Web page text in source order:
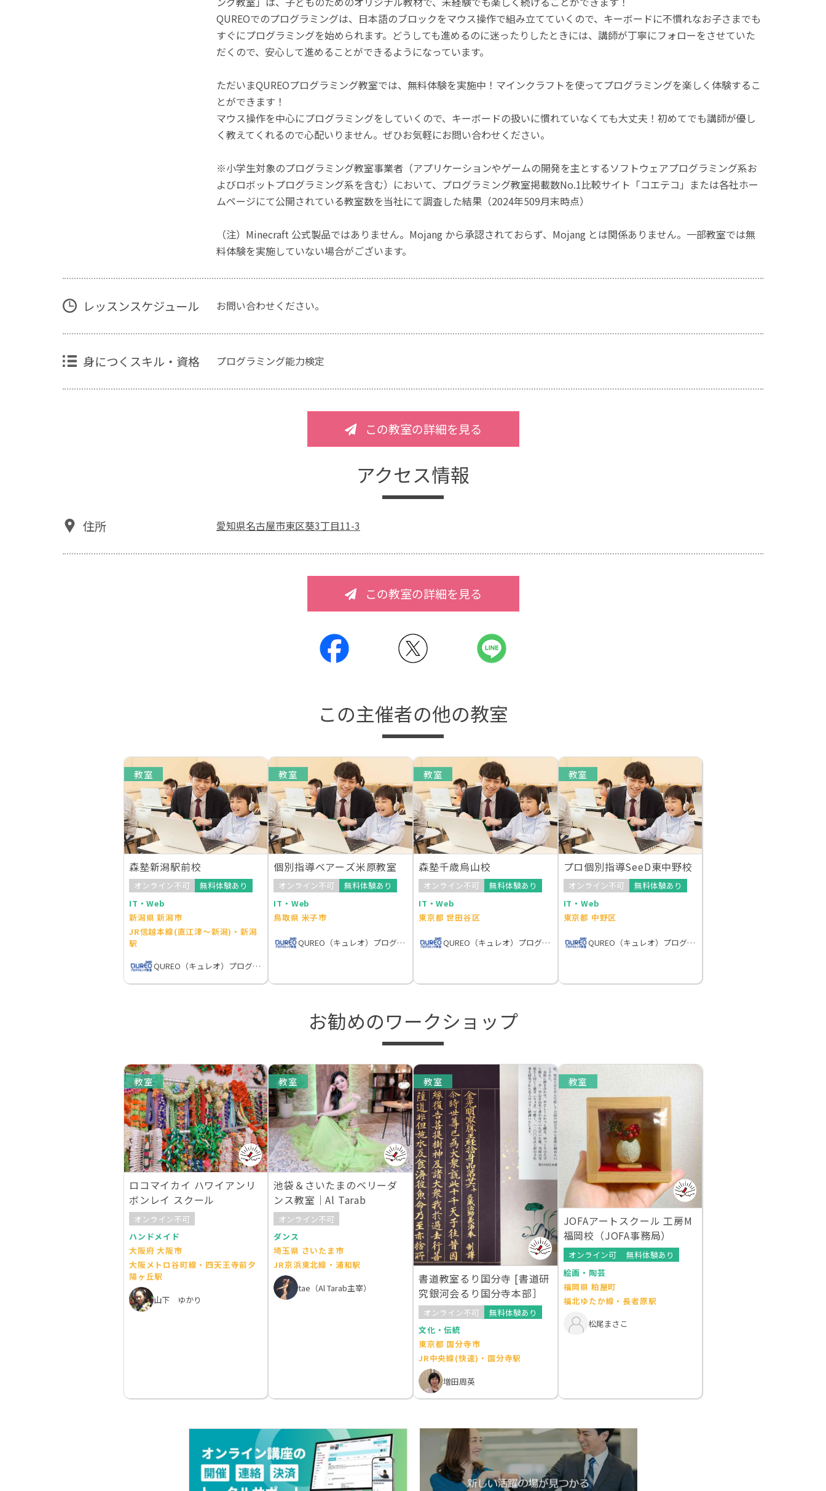
QUREOでのプログラミングは、日本語のブロックをマウス操作で組み立てていくので、キーボードに不慣れなお子さまでも
すぐにプログラミングを始められます。どうしても進めるのに迷ったりしたときには、講師が丁寧にフォローをさせていた
だくので、安心して進めることができるようになっています。
ただいまQUREOプログラミング教室では、無料体験を実施中！マインクラフトを使ってプログラミングを楽しく体験するこ
とができます！
マウス操作を中心にプログラミングをしていくので、キーボードの扱いに慣れていなくても大丈夫！初めてでも講師が優し
く教えてくれるので心配いりません。ぜひお気軽にお問い合わせください。
※小学生対象のプログラミング教室事業者（アプリケーションやゲームの開発を主とするソフトウェアプログラミング系お
よびロボットプログラミング系を含む）において、プログラミング教室掲載数No.1比較サイト「コエテコ」または各社ホー
ムページにて公開されている教室数を当社にて調査した結果（2024年509月末時点）
（注）Minecraft 公式製品ではありません。Mojang から承認されておらず、Mojang とは関係ありません。一部教室では無
料体験を実施していない場合がございます。
レッスンスケジュール お問い合わせください。
身につくスキル・資格 プログラミング能力検定
この教室の詳細を見る
アクセス情報
住所 愛知県名古屋市東区葵3丁目11-3
この教室の詳細を見る
この主催者の他の教室
教室
森塾新潟駅前校
オンライン不可
無料体験あり
IT・Web
新潟県 新潟市
JR信越本線(直江津～新潟)・新潟
駅
QUREO（キュレオ）プログラミング教室
教室
個別指導ベアーズ米原教室
オンライン不可
無料体験あり
IT・Web
鳥取県 米子市
QUREO（キュレオ）プログラミング教室
教室
森塾千歳烏山校
オンライン不可
無料体験あり
IT・Web
東京都 世田谷区
QUREO（キュレオ）プログラミング教室
教室
プロ個別指導SeeD東中野校
オンライン不可
無料体験あり
IT・Web
東京都 中野区
QUREO（キュレオ）プログラミング教室
お勧めのワークショップ
教室
ロコマイカイ ハワイアンリ
ボンレイ スクール
オンライン不可
ハンドメイド
大阪府 大阪市
大阪メトロ谷町線・四天王寺前夕
陽ヶ丘駅
山下 ゆかり
教室
池袋＆さいたまのベリーダ
ンス教室｜Al Tarab
オンライン不可
ダンス
埼玉県 さいたま市
JR京浜東北線・浦和駅
tae（Al Tarab主宰）
教室
書道教室るり国分寺 [書道研
究銀河会るり国分寺本部］
オンライン不可
無料体験あり
文化・伝統
東京都 国分寺市
JR中央線(快速)・国分寺駅
増田周英
教室
JOFAアートスクール 工房M
福岡校（JOFA事務局）
オンライン可
無料体験あり
絵画・陶芸
福岡県 粕屋町
福北ゆたか線・長者原駅
松尾まさこ